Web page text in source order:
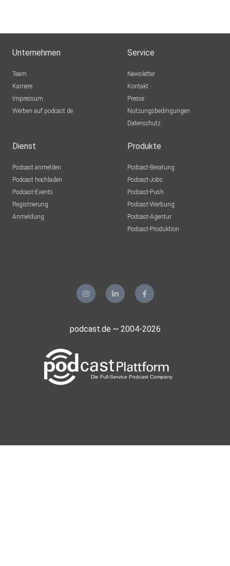
Unternehmen
Team
Karriere
Impressum
Werben auf podcast.de
Service
Newsletter
Kontakt
Presse
Nutzungsbedingungen
Datenschutz
Dienst
Podcast anmelden
Podcast hochladen
Podcast-Events
Registrierung
Anmeldung
Produkte
Podcast-Beratung
Podcast-Jobs
Podcast-Push
Podcast-Werbung
Podcast-Agentur
Podcast-Produktion
podcast.de ~ 2004-2026